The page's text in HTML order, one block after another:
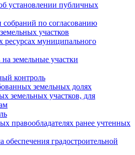
установлении публичных
по согласованию
участков
муниципального
земельные участки
контроль
земельных долях
земельных участков, для
правообладателях ранее учтенных
градостроительной